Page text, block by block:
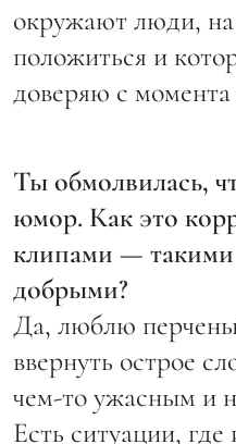
окружают люди,
положиться и
доверяю с
Ты обмолвилась,
юмор. Как это
клипами —
добрыми?
Да, люблю
ввернуть острое
чем-то ужасным и
Есть ситуации,